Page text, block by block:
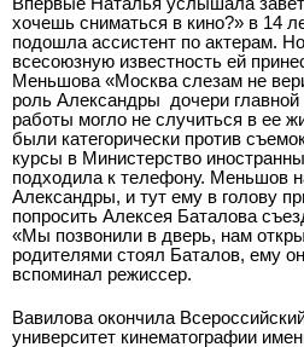
хочешь сниматься в кино?» в 14
подошла ассистент по актерам.
всесоюзную известность ей
Меньшова «Москва слезам не
роль Александры ­ дочери главной
работы могло не случиться в ее
были категорически против
курсы в Министерство
подходила к телефону. Меньшов
Александры, и тут ему в голову
попросить Алексея Баталова
«Мы позвонили в дверь, нам
родителями стоял Баталов, ему
вспоминал режиссер.
Вавилова окончила
университет кинематографии